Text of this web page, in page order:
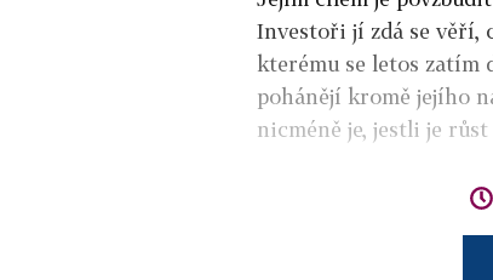
Investoři jí zdá se věří,
kterému se letos zatím
pohánějí kromě jejího
nicméně je, jestli je